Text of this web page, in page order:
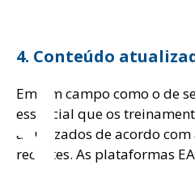
4. Conteúdo
Em um campo como o de
essencial que os
atualizados de acordo com
recentes. As plataformas